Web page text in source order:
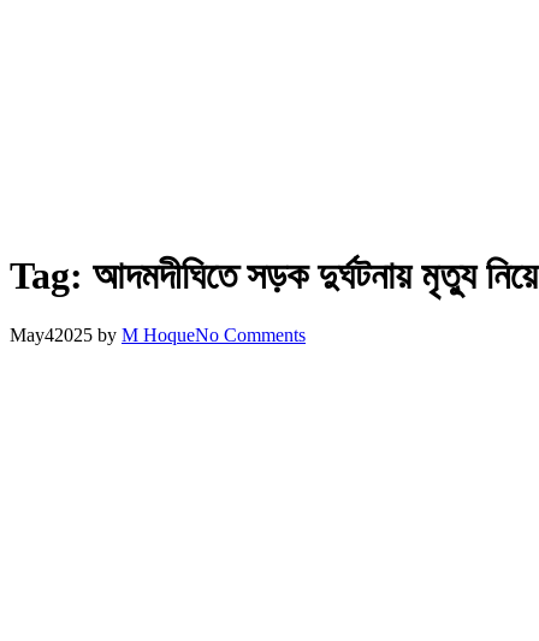
Tag: আদমদীঘিতে সড়ক দুর্ঘটনায় মৃত্যু নিয়ে
May42025 by M HoqueNo Comments